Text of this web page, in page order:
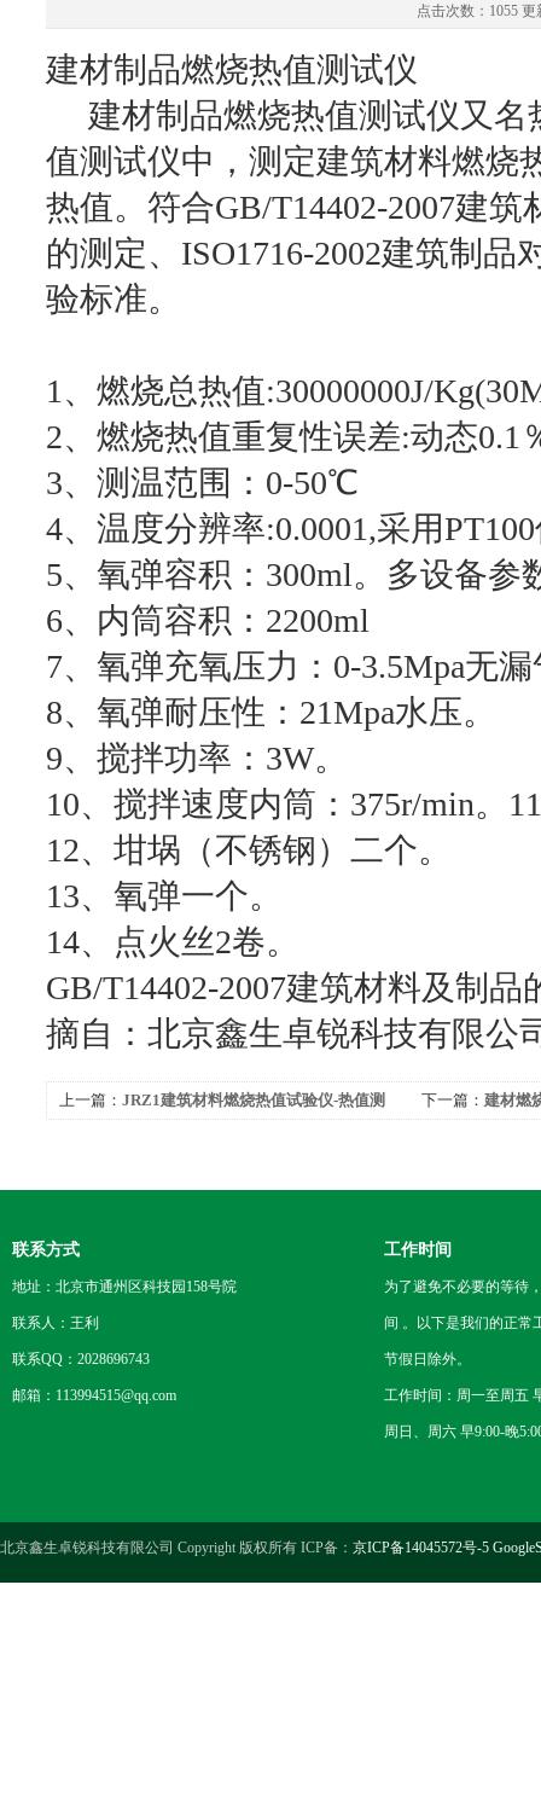
点击次数：1055 更
建材制品燃烧热值测试仪
建材制品燃烧热值测试仪又名
值测试仪中，测定建筑材料燃烧
热值。符合GB/T14402-2007建
的测定、ISO1716-2002建筑制
验标准。
1、燃烧总热值:30000000J/
2、燃烧热值重复性误差:动态0.1
3、测温范围：0-50℃
4、温度分辨率:0.0001,采用
5、氧弹容积：300ml。多设备参
6、内筒容积：2200ml
7、氧弹充氧压力：0-3.5Mpa无
8、氧弹耐压性：21Mpa水压。
9、搅拌功率：3W。
10、搅拌速度内筒：375r/min。
12、坩埚（不锈钢）二个。
13、氧弹一个。
14、点火丝2卷。
GB/T14402-2007建筑材料及制
摘自：北京鑫生卓锐科技有限公
上一篇： JRZ1建筑材料燃烧热值试验仪-热值测
下一篇： 建材燃
联系方式
地址：北京市通州区科技园158号院
联系人：王利
联系QQ：2028696743
邮箱：113994515@qq.com
工作时间
为了避免不必要的等待
间 。以下是我们的正常
节假日除外。
工作时间：周一至周五
周日、周六 早9:00-晚
北京鑫生卓锐科技有限公司 Copyright 版权所有 ICP备： 京ICP备14045572号-5